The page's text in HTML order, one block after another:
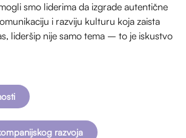
smo liderima da izgrade autentične
i razviju kulturu koja zaista
lideršip nije samo tema – to je iskustvo
razvoja